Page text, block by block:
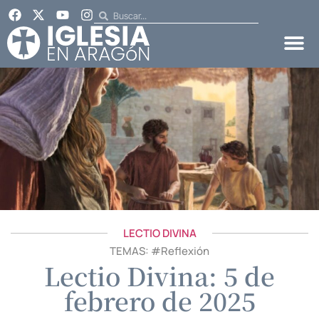
LECTIO DIVINA
TEMAS: #Reflexión
Lectio Divina: 5 de
febrero de 2025